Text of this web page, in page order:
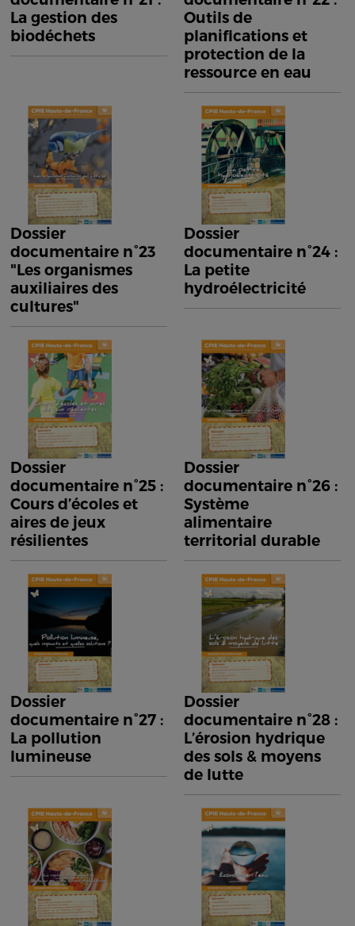
La gestion des
biodéchets
Outils de
planifications et
protection de la
ressource en eau
Dossier
documentaire n°23
"Les organismes
auxiliaires des
cultures"
Dossier
documentaire n°24 :
La petite
hydroélectricité
Dossier
documentaire n°25 :
Cours d’écoles et
aires de jeux
résilientes
Dossier
documentaire n°26 :
Système
alimentaire
territorial durable
Dossier
documentaire n°27 :
La pollution
lumineuse
Dossier
documentaire n°28 :
L’érosion hydrique
des sols & moyens
de lutte